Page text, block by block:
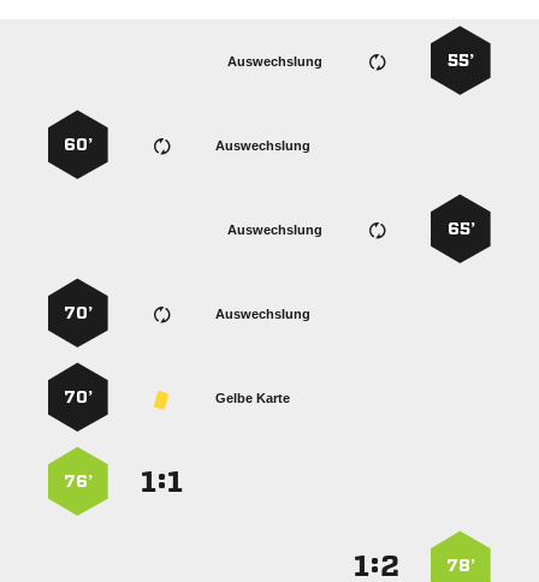
55’
Auswechslung
Auswechslung
60’
65’
Auswechslung
Auswechslung
70’
Gelbe Karte
70’
:
76’
78’
: